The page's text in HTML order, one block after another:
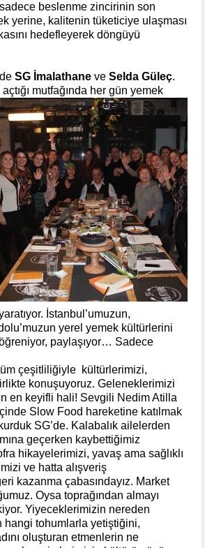
beslenme zincirinin son
yerine, kalitenin tüketiciye ulaşması
hedefleyerek döngüyü
SG İmalathane veSelda Güleç.
açtığı mutfağında her gün yemek
İstanbul’umuzun,
yerel yemek kültürlerini
paylaşıyor… Sadece
çeşitliliğiyle kültürlerimizi,
konuşuyoruz. Geleneklerimizi
en keyifli hali! Sevgili Nedim Atilla
Slow Food hareketine katılmak
SG’de. Kalabalık ailelerden
geçerken kaybettiğimiz
hikayelerimizi, yavaş ama sağlıklı
ve hatta alışveriş
kazanma çabasındayız. Market
Oysa toprağından almayı
Yiyeceklerimizin nereden
hangi tohumlarla yetiştiğini,
oluşturan etmenlerin ne